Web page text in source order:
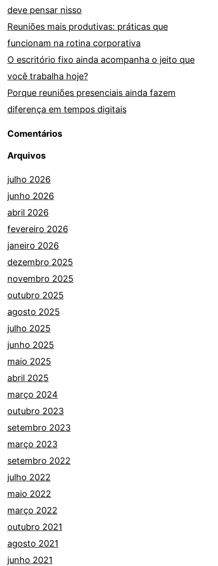
deve pensar nisso
Reuniões mais produtivas: práticas que
funcionam na rotina corporativa
O escritório fixo ainda acompanha o jeito que
você trabalha hoje?
Porque reuniões presenciais ainda fazem
diferença em tempos digitais
Comentários
Arquivos
julho 2026
junho 2026
abril 2026
fevereiro 2026
janeiro 2026
dezembro 2025
novembro 2025
outubro 2025
agosto 2025
julho 2025
junho 2025
maio 2025
abril 2025
março 2024
outubro 2023
setembro 2023
março 2023
setembro 2022
julho 2022
maio 2022
março 2022
outubro 2021
agosto 2021
junho 2021